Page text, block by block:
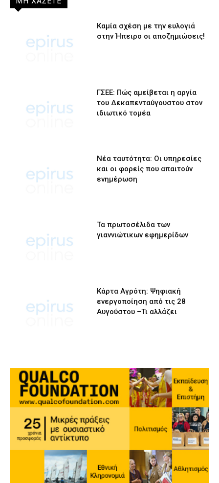
Καμία σχέση με την ευλογιά
στην Ήπειρο οι αποζημιώσεις!
ΓΣΕΕ: Πώς αμείβεται η αργία
του Δεκαπενταύγουστου στον
ιδιωτικό τομέα
Νέα ταυτότητα: Οι υπηρεσίες
και οι φορείς που απαιτούν
ενημέρωση
Τα πρωτοσέλιδα των
γιαννιώτικων εφημερίδων
Κάρτα Αγρότη: Ψηφιακή
ενεργοποίηση από τις 28
Αυγούστου –Τι αλλάζει